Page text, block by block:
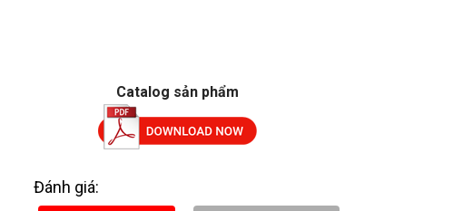
Catalog sản phẩm
Đánh giá: